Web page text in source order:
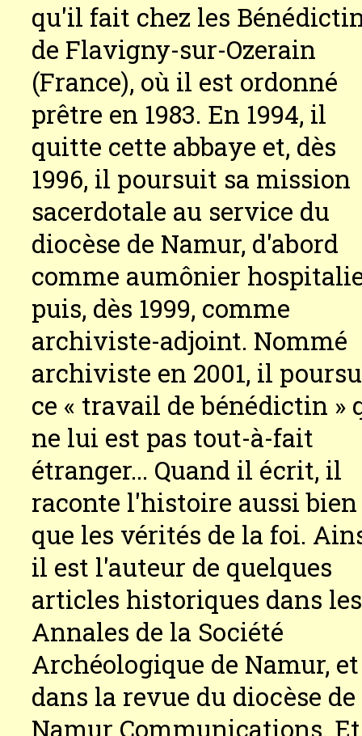
qu'il fait chez les
de Flavigny-sur-Ozerain
(France), où il est ordonné
prêtre en 1983. En 1994, il
quitte cette abbaye et, dès
1996, il poursuit sa mission
sacerdotale au service du
diocèse de Namur, d'abord
comme aumônier
puis, dès 1999, comme
archiviste-adjoint. Nommé
archiviste en 2001, il
ce « travail de bénédictin »
ne lui est pas tout-à-fait
étranger... Quand il écrit, il
raconte l'histoire aussi bien
que les vérités de la foi.
il est l'auteur de quelques
articles historiques dans les
Annales de la Société
Archéologique de Namur, et
dans la revue du diocèse de
Namur Communications.